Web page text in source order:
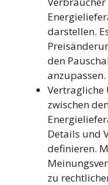
darstellen.
den
anzupassen.
Vertragliche
zwischen
Details und
definieren.
zu